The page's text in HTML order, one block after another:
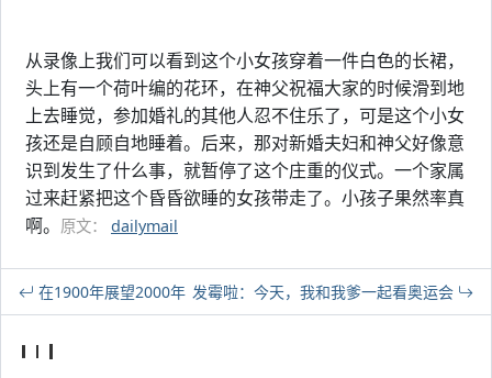
从录像上我们可以看到这个小女孩穿着一件白色的长裙，
头上有一个荷叶编的花环，在神父祝福大家的时候滑到地
上去睡觉，参加婚礼的其他人忍不住乐了，可是这个小女
孩还是自顾自地睡着。后来，那对新婚夫妇和神父好像意
识到发生了什么事，就暂停了这个庄重的仪式。一个家属
过来赶紧把这个昏昏欲睡的女孩带走了。小孩子果然率真
啊。 原文： dailymail
在1900年展望2000年 发霉啦：今天，我和我爹一起看奥运会